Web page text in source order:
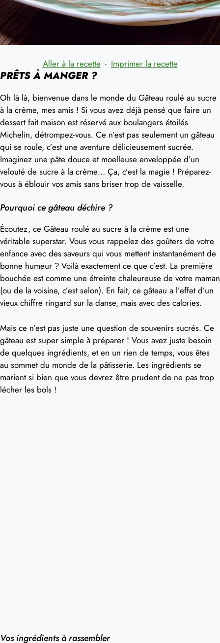
Aller à la recette · Imprimer la recette
PRÊTS À MANGER ?
Oh là là, bienvenue dans le monde du Gâteau roulé au sucre
à la crème, mes amis ! Si vous avez déjà pensé que faire un
dessert fait maison est réservé aux boulangers étoilés
Michelin, détrompez-vous. Ce n’est pas seulement un gâteau
qui se roule, c’est une aventure délicieusement sucrée.
Imaginez une pâte douce et moelleuse enveloppée d’un
velouté de sucre à la crème… Ça, c’est la magie ! Préparez-
vous à éblouir vos amis sans briser trop de vaisselle.
Pourquoi ce gâteau déchire ?
Écoutez, ce Gâteau roulé au sucre à la crème est une
véritable superstar. Vous vous rappelez des goûters de votre
enfance avec des saveurs qui vous mettent instantanément de
bonne humeur ? Voilà exactement ce que c’est. La première
bouchée est comme une étreinte chaleureuse de votre maman
(ou de la voisine, c’est selon). En fait, ce gâteau a l’effet d’un
vieux chiffre ringard sur la danse, mais avec des calories.
Mais ce n’est pas juste une question de souvenirs sucrés. Ce
gâteau est super simple à préparer ! Vous avez juste besoin
de quelques ingrédients, et en un rien de temps, vous êtes
au sommet du monde de la pâtisserie. Les ingrédients se
marient si bien que vous devrez être prudent de ne pas trop
lécher les bols !
Vos ingrédients à rassembler